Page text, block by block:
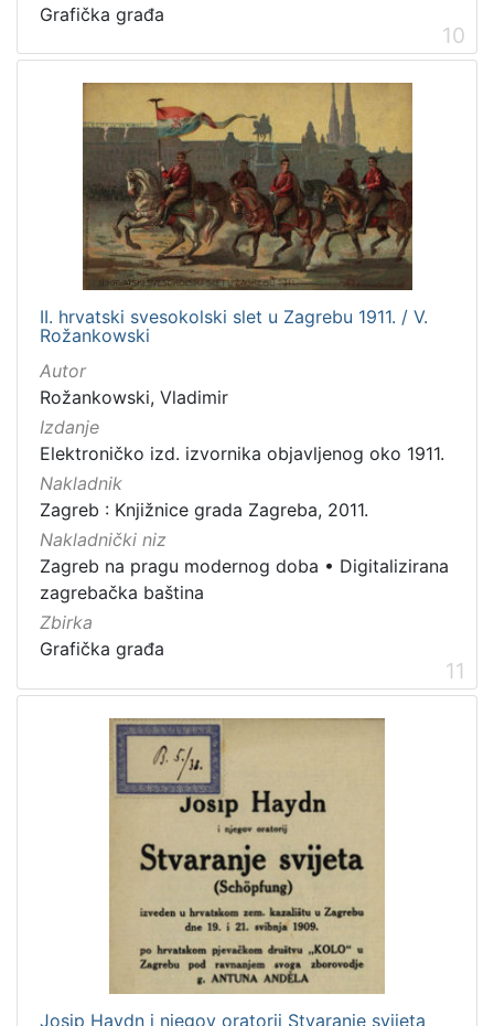
Grafička građa
10
II. hrvatski svesokolski slet u Zagrebu 1911. / V.
Rožankowski
Autor
Rožankowski, Vladimir
Izdanje
Elektroničko izd. izvornika objavljenog oko 1911.
Nakladnik
Zagreb : Knjižnice grada Zagreba, 2011.
Nakladnički niz
Zagreb na pragu modernog doba • Digitalizirana
zagrebačka baština
Zbirka
Grafička građa
11
Josip Haydn i njegov oratorij Stvaranje svijeta